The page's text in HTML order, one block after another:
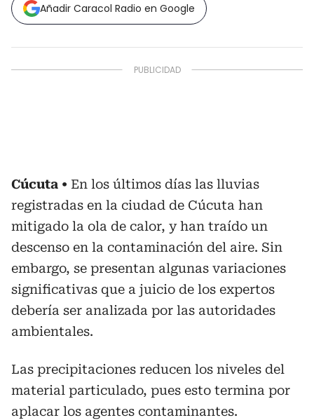
Añadir Caracol Radio en Google
Cúcuta
En los últimos días las lluvias
registradas en la ciudad de Cúcuta han
mitigado la ola de calor, y han traído un
descenso en la contaminación del aire. Sin
embargo, se presentan algunas variaciones
significativas que a juicio de los expertos
debería ser analizada por las autoridades
ambientales.
Las precipitaciones reducen los niveles del
material particulado, pues esto termina por
aplacar los agentes contaminantes.